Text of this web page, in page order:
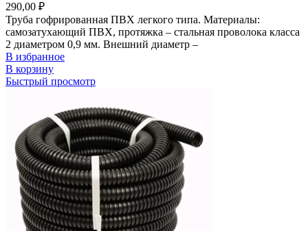
290,00 ₽
Труба гофрированная ПВХ легкого типа. Материалы:
самозатухающий ПВХ, протяжка – стальная проволока класса
2 диаметром 0,9 мм. Внешний диаметр –
В избранное
В корзину
Быстрый просмотр